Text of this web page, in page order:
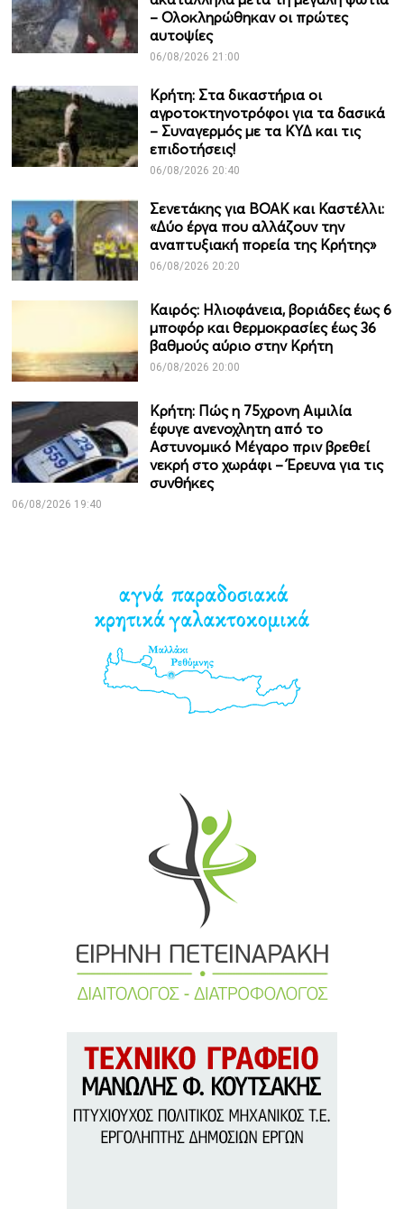
– Ολοκληρώθηκαν οι πρώτες
αυτοψίες
06/08/2026 21:00
Κρήτη: Στα δικαστήρια οι
αγροτοκτηνοτρόφοι για τα δασικά
– Συναγερμός με τα ΚΥΔ και τις
επιδοτήσεις!
06/08/2026 20:40
Σενετάκης για ΒΟΑΚ και Καστέλλι:
«Δύο έργα που αλλάζουν την
αναπτυξιακή πορεία της Κρήτης»
06/08/2026 20:20
Καιρός: Ηλιοφάνεια, βοριάδες έως 6
μποφόρ και θερμοκρασίες έως 36
βαθμούς αύριο στην Κρήτη
06/08/2026 20:00
Κρήτη: Πώς η 75χρονη Αιμιλία
έφυγε ανενοχλητη από το
Αστυνομικό Μέγαρο πριν βρεθεί
νεκρή στο χωράφι – Έρευνα για τις
συνθήκες
06/08/2026 19:40